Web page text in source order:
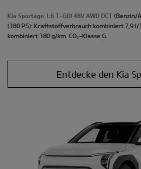
Kia Sportage 1.6 T-GDI 48V AWD DCT (Benzin/
(180 PS): Kraftstoffverbrauch kombiniert 7,9 l/
kombiniert 180 g/km. CO₂-Klasse G.
Entdecke den Kia